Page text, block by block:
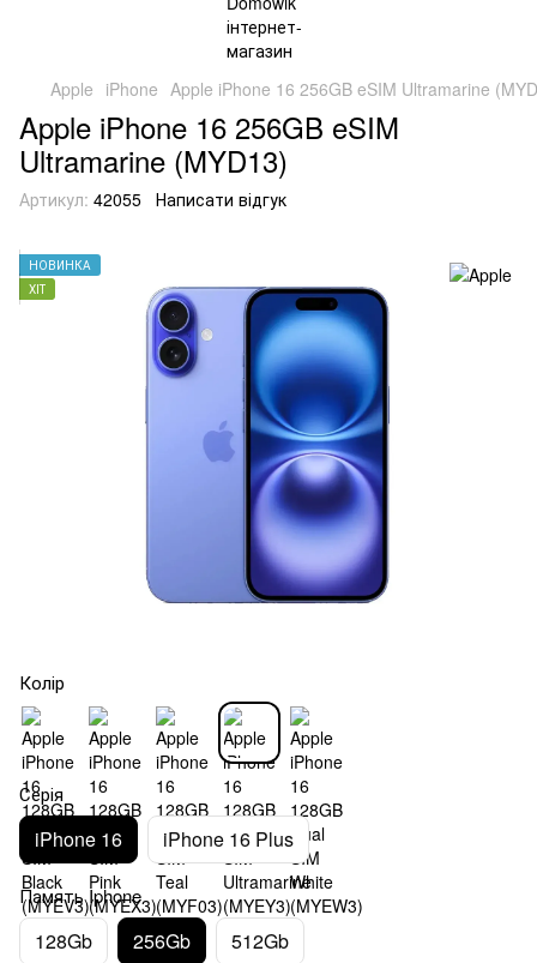
Apple iPhone Apple iPhone 16 256GB eSIM Ultramarine
Apple iPhone 16 256GB eSIM
Ultramarine (MYD13)
Артикул: 42055 Написати відгук
НОВИНКА
ХІТ
Колір
Серія
iPhone 16 iPhone 16 Plus
Память Iphone
128Gb 256Gb 512Gb